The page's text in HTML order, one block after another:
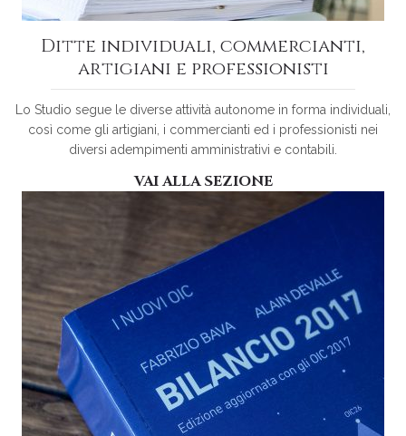
Ditte individuali, commercianti,
artigiani e professionisti
Lo Studio segue le diverse attività autonome in forma individuali,
così come gli artigiani, i commercianti ed i professionisti nei
diversi adempimenti amministrativi e contabili.
VAI ALLA SEZIONE